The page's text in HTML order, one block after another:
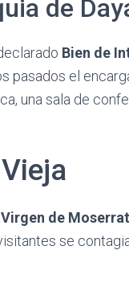
de
Bien de
pasados el
una sala de
Virgen de
se